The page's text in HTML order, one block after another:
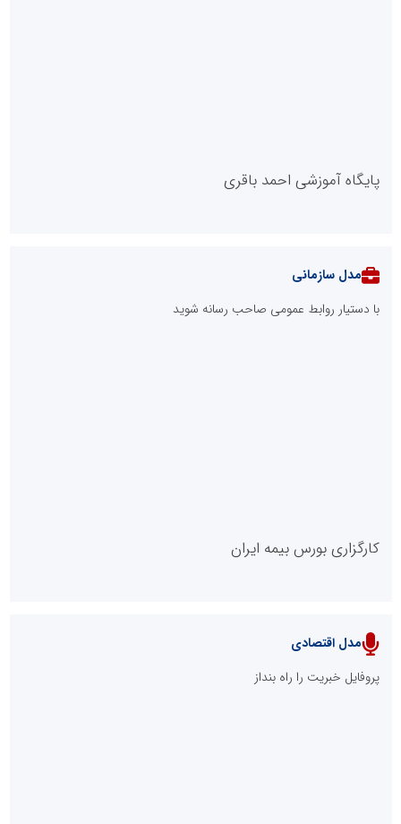
پایگاه آموزشی احمد باقری
پایگاه خبری نهضت ملی مسکن
مدل سازمانی
با دستیار روابط عمومی صاحب رسانه شوید
کارگزاری بورس بیمه ایران
مدل اقتصادی
پروفایل خبریت را راه بنداز